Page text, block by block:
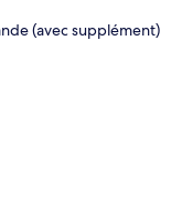
(avec supplément)